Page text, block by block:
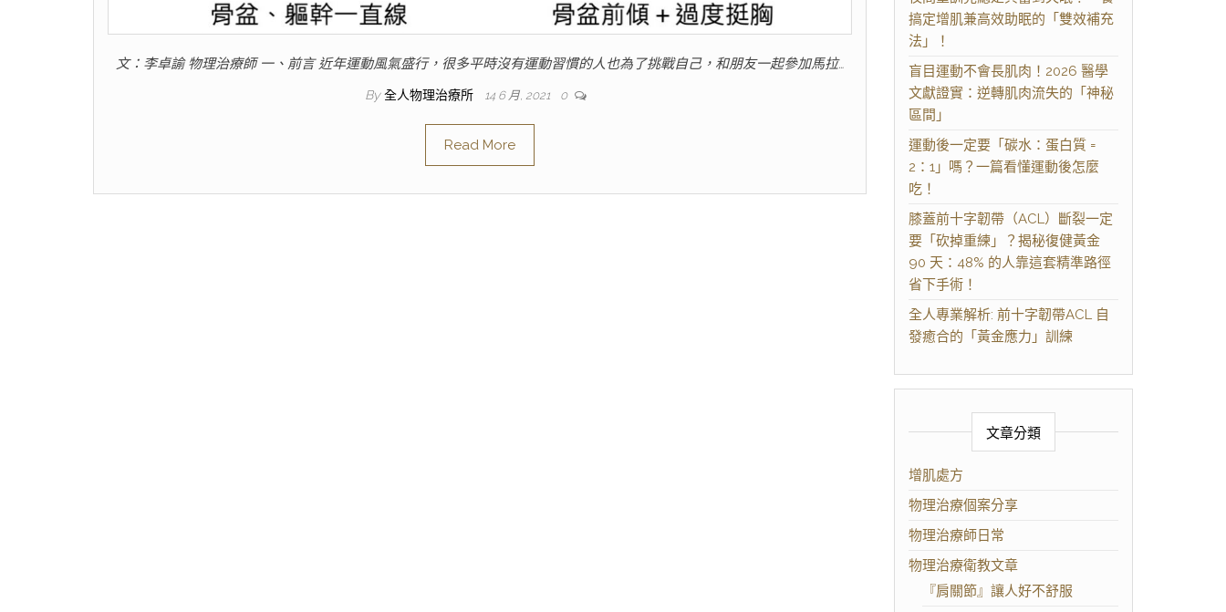
文：李卓諭 物理治療師 一、前言 近年運動風氣盛行，很多平時沒有運動習慣的人也為了挑戰自己，和朋友一起參加馬拉…
By 全人物理治療所 14 6 月, 2021 0
Read More
搞定增肌兼高效助眠的「雙效補充
法」！
盲目運動不會長肌肉！2026 醫學
文獻證實：逆轉肌肉流失的「神秘
區間」
運動後一定要「碳水：蛋白質 =
2：1」嗎？一篇看懂運動後怎麼
吃！
膝蓋前十字韌帶（ACL）斷裂一定
要「砍掉重練」？揭秘復健黃金
90 天：48% 的人靠這套精準路徑
省下手術！
全人專業解析: 前十字韌帶ACL 自
發癒合的「黃金應力」訓練
文章分類
增肌處方
物理治療個案分享
物理治療師日常
物理治療衛教文章
『肩關節』讓人好不舒服